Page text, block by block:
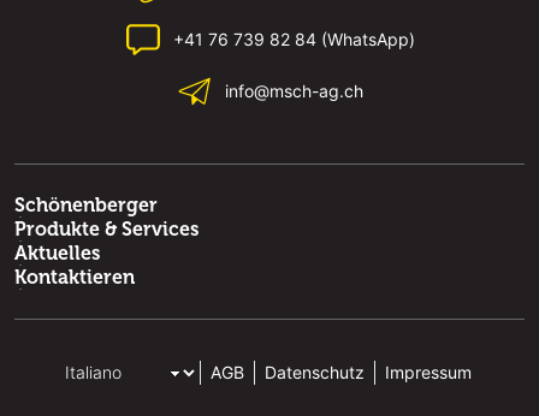
+41 76 739 82 84 (WhatsApp)
info@msch-ag.ch
Schönenberger
Produkte & Services
Aktuelles
Kontaktieren
AGB Datenschutz Impressum